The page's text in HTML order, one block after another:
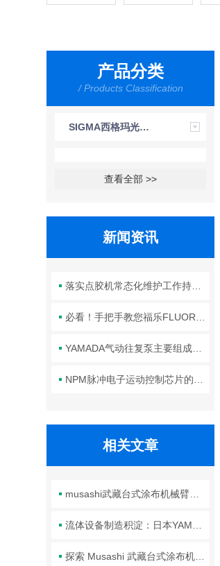
产品分类
/ Products Classification
SIGMA西格玛光机株式会社
查看全部 >>
新闻资讯
相关文章